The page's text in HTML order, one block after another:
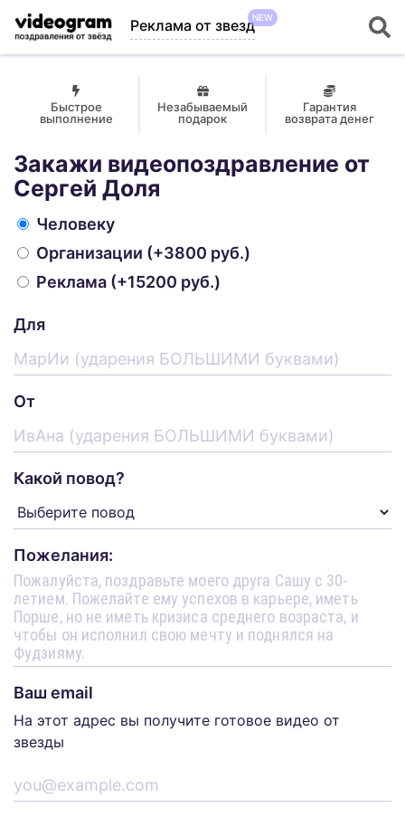
Реклама от звездNEW
Быстрое
выполнение
Незабываемый
подарок
Гарантия
возврата денег
Закажи видеопоздравление от
Сергей Доля
Человеку
Организации (+3800 руб.)
Реклама (+15200 руб.)
Для
От
Какой повод?
Пожелания:
Ваш email
На этот адрес вы получите готовое видео от
звезды